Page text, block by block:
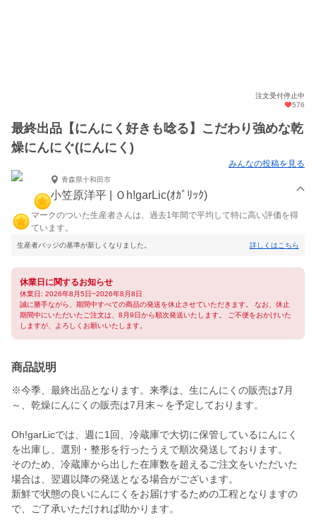
注文受付停止中
576
最終出品【にんにく好きも唸る】こだわり強めな乾
燥にんにぐ(にんにく)
みんなの投稿を見る
青森県十和田市
小笠原洋平 | Ｏh!garLic(ｵｶﾞﾘｯｸ)
マークのついた生産者さんは、過去1年間で平均して特に高い評価を得
ています。
生産者バッジの基準が新しくなりました。 詳しくはこちら
休業日に関するお知らせ
休業日: 2026年8月5日~2026年8月8日
誠に勝手ながら、期間中すべての商品の発送を休止させていただきます。 なお、休止
期間中にいただいたご注文は、8月9日から順次発送いたします。 ご不便をおかけいた
しますが、よろしくお願いいたします。
商品説明
※今季、最終出品となります。来季は、生にんにくの販売は7月
～、乾燥にんにくの販売は7月末～を予定しております。
Oh!garLicでは、週に1回、冷蔵庫で大切に保管しているにんにく
を出庫し、選別・整形を行ったうえで順次発送しております。
そのため、冷蔵庫から出した在庫数を超えるご注文をいただいた
場合は、翌週以降の発送となる場合がございます。
新鮮で状態の良いにんにくをお届けするための工程となりますの
で、ご了承いただければ助かります。